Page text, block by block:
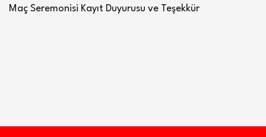
Maç Seremonisi Kayıt Duyurusu ve Teşekkür